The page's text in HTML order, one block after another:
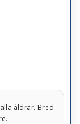
åldrar. Bred